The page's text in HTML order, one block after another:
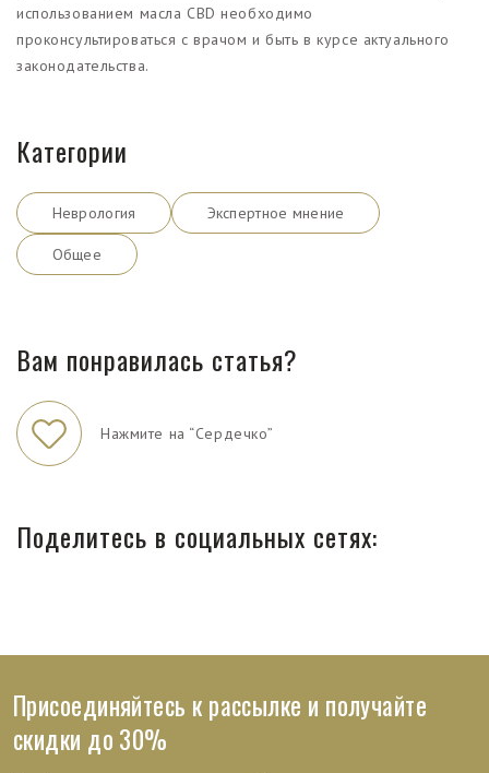
использованием масла CBD необходимо
проконсультироваться с врачом и быть в курсе актуального
законодательства.
Категории
Неврология Экспертное мнение
Общее
Вам понравилась статья?
Нажмите на “Сердечко”
Поделитесь в социальных сетях:
Присоединяйтесь к рассылке и получайте
скидки до 30%